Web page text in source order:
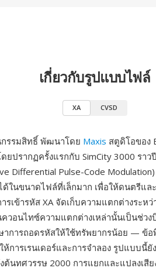
เกี่ยวกับรูปแบบไฟล์
XA CVSD
กรรมสิทธิ์ พัฒนาโดย Maxis สตูดิโอของ
ดยปรากฏครั้งแรกกับ SimCity 3000 ร
Differential Pulse-Code
ในขนาดไฟล์ที่เล็กมาก เพื่อให้ดนตรีแล
เข้ารหัส XA จัดเก็บความแตกต่างระห
วอนไทซ์ความแตกต่างเหล่านั้นเป็นช่ว
การถอดรหัสให้ใช้ทรัพยากรน้อย — ข้
การเรนเดอร์และการจำลอง รูปแบบนี้ยั
ต้นทศวรรษ 2000 การแยกและแปลงเสีย